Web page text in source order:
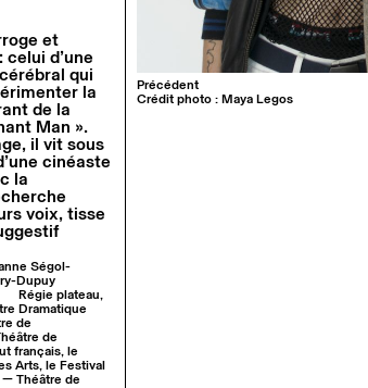
et
d’une
qui
la
de la
Man ».
il vit sous
cinéaste
la
voix, tisse
Ségol-
Dupuy
Régie plateau,
Dramatique
de
de
français, le
Arts, le Festival
Théâtre de
Précédent
Crédit photo : Maya Legos